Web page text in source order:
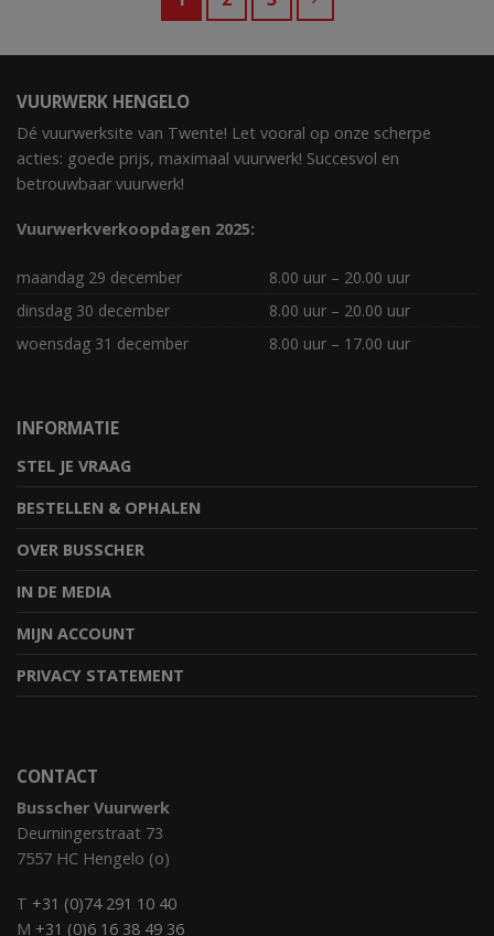
VUURWERK HENGELO
Dé vuurwerksite van Twente! Let vooral op onze scherpe
acties: goede prijs, maximaal vuurwerk! Succesvol en
betrouwbaar vuurwerk!
Vuurwerkverkoopdagen 2025:
maandag 29 december
8.00 uur – 20.00 uur
dinsdag 30 december
8.00 uur – 20.00 uur
woensdag 31 december
8.00 uur – 17.00 uur
INFORMATIE
STEL JE VRAAG
BESTELLEN & OPHALEN
OVER BUSSCHER
IN DE MEDIA
MIJN ACCOUNT
PRIVACY STATEMENT
CONTACT
Busscher Vuurwerk
Deurningerstraat 73
7557 HC Hengelo (o)
T +31 (0)74 291 10 40
M +31 (0)6 16 38 49 36